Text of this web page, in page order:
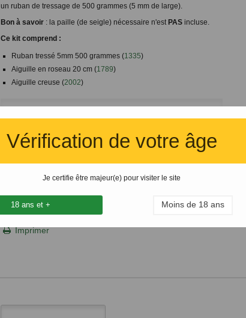
Vérification de votre âge
Je certifie être majeur(e) pour visiter le site
18 ans et + Moins de 18 ans
un ruban de tressage de 500 grammes (5 mm de large).
Bon à savoir : la paille (de seigle) nécessaire n'est PASincluse.
Ce kit comprend :
Ruban tressé 5mm 500 grammes (1335)
Aiguille en roseau 20 cm (1789)
Aiguille creuse (2002)
Personne n'a encore publié de commentaire
dans cette langue
Ajouter l'article au tableau de comparaison
Imprimer